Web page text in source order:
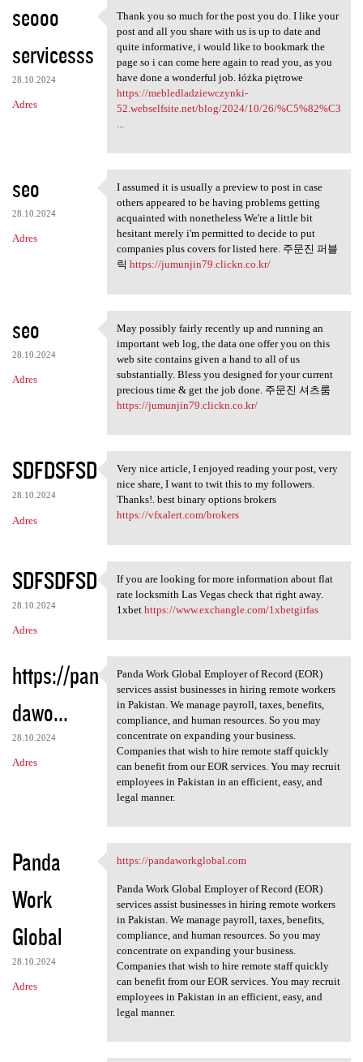
seooo
servicesss
28.10.2024
Adres
Thank you so much for the
Thank you so much for the post you do. I like your
post and all you share with us is up to date and
quite informative, i would like to bookmark the
page so i can come here again to read you, as you
have done a wonderful job. łóżka piętrowe
https://mebledladziewczynki-
52.webselfsite.net/blog/2024/10/26/%C5%82%C3
seo
28.10.2024
Adres
I assumed it is usually a
I assumed it is usually a preview to post in case
others appeared to be having problems getting
acquainted with nonetheless We're a little bit
hesitant merely i'm permitted to decide to put
companies plus covers for listed here. 주문진 퍼블
릭 https://jumunjin79.clickn.co.kr/
seo
28.10.2024
Adres
May possibly fairly recently
May possibly fairly recently up and running an
important web log, the data one offer you on this
web site contains given a hand to all of us
substantially. Bless you designed for your current
precious time & get the job done. 주문진 셔츠룸
https://jumunjin79.clickn.co.kr/
SDFDSFSD
28.10.2024
Adres
Very nice article, I enjoyed
Very nice article, I enjoyed reading your post, very
nice share, I want to twit this to my followers.
Thanks!. best binary options brokers
https://vfxalert.com/brokers
SDFSDFSD
28.10.2024
Adres
If you are looking for more
If you are looking for more information about flat
rate locksmith Las Vegas check that right away.
1xbet https://www.exchangle.com/1xbetgirfas
https://pan
dawo...
28.10.2024
Adres
Panda Work Global Employer of
Panda Work Global Employer of Record (EOR)
services assist businesses in hiring remote workers
in Pakistan. We manage payroll, taxes, benefits,
compliance, and human resources. So you may
concentrate on expanding your business.
Companies that wish to hire remote staff quickly
can benefit from our EOR services. You may recruit
employees in Pakistan in an efficient, easy, and
legal manner.
Panda
Work
Global
28.10.2024
Adres
https://pandaworkglobal.com
https://pandaworkglobal.com
Panda Work Global Employer of Record (EOR)
services assist businesses in hiring remote workers
in Pakistan. We manage payroll, taxes, benefits,
compliance, and human resources. So you may
concentrate on expanding your business.
Companies that wish to hire remote staff quickly
can benefit from our EOR services. You may recruit
employees in Pakistan in an efficient, easy, and
legal manner.